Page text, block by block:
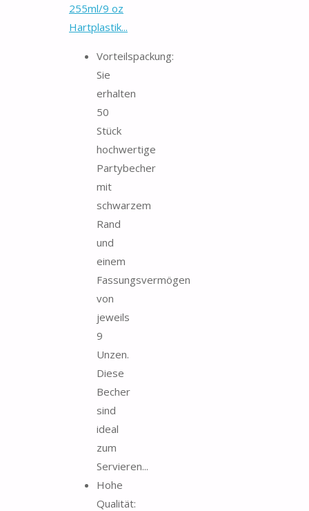
255ml/9 oz
Hartplastik...
Vorteilspackung:
Sie
erhalten
50
Stück
hochwertige
Partybecher
mit
schwarzem
Rand
und
einem
Fassungsvermögen
von
jeweils
9
Unzen.
Diese
Becher
sind
ideal
zum
Servieren...
Hohe
Qualität: